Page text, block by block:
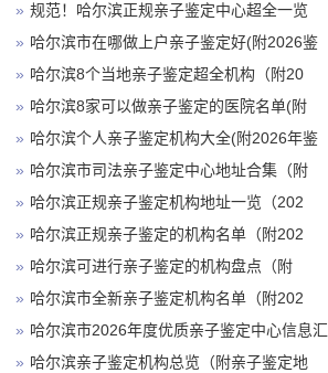
» 规范！哈尔滨正规亲子鉴定中心超全一览
» 哈尔滨市在哪做上户亲子鉴定好(附2026鉴
» 哈尔滨8个当地亲子鉴定超全机构（附20
» 哈尔滨8家可以做亲子鉴定的医院名单(附
» 哈尔滨个人亲子鉴定机构大全(附2026年鉴
» 哈尔滨市司法亲子鉴定中心地址合集（附
» 哈尔滨正规亲子鉴定机构地址一览（202
» 哈尔滨正规亲子鉴定的机构名单（附202
» 哈尔滨可进行亲子鉴定的机构盘点（附
» 哈尔滨市全新亲子鉴定机构名单（附202
» 哈尔滨市2026年度优质亲子鉴定中心信息汇
» 哈尔滨亲子鉴定机构总览（附亲子鉴定地